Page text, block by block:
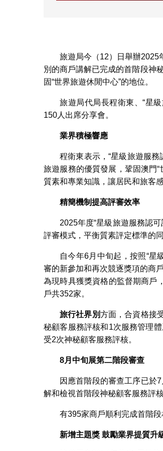
旅遊局今（12）日舉辦2025
別的商戶講解已完成的首階段神
固“世界旅遊休閒中心”的地位。
旅遊局代局長程衛東、“星
150人出席分享會。
業界積極響應
程衛東表示，“星級旅遊服
旅遊服務的優質發展，鞏固澳門
質素和專業知識，讓居民和旅客
精簡機制提高評審效率
2025年度“星級旅遊服務認
評審模式，平衡質素評定標準的
自今年6月中旬起，按照“星
審的新參加和再次競逐獎項的商
為現時具獲獎資格的監督期商戶
戶共352家。
旅行社界別方面，合資格接
秘顧客服務評核和1次服務管理
受2次神秘顧客服務評核。
8月中旬展第二階段審查
因應首階段的審查工序已於
解和檢視首階段神秘顧客服務評
有395家商戶順利完成首階
新增主題獎 鼓勵業界提質升